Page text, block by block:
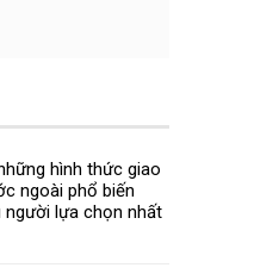
hình thức giao
ngoài phổ biến
người lựa chọn nhất